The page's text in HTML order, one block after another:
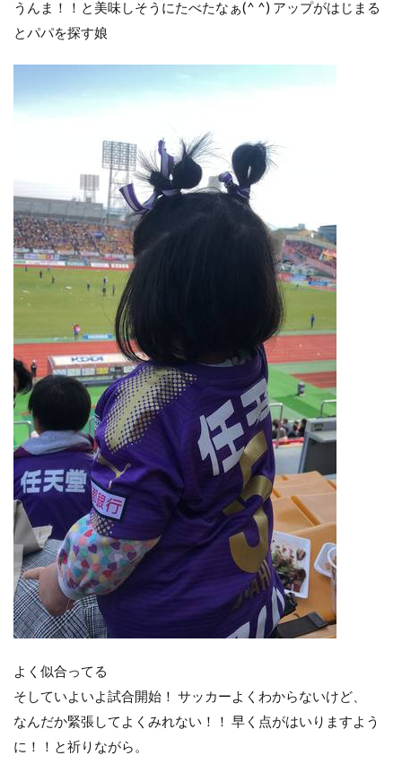
うんま！！と美味しそうにたべたなぁ(^ ^) アップがはじまる
とパパを探す娘︎
よく似合ってる️
そしていよいよ試合開始！ サッカーよくわからないけど、
なんだか緊張してよくみれない！！ 早く点がはいりますよう
に！！と祈りながら。